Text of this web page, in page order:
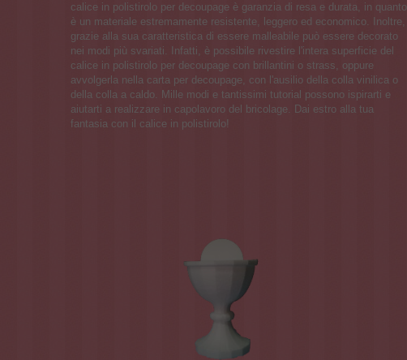
calice in polistirolo per decoupage è garanzia di resa e durata, in quanto
è un materiale estremamente resistente, leggero ed economico. Inoltre,
grazie alla sua caratteristica di essere malleabile può essere decorato
nei modi più svariati. Infatti, è possibile rivestire l'intera superficie del
calice in polistirolo per decoupage con brillantini o strass, oppure
avvolgerla nella carta per decoupage, con l'ausilio della colla vinilica o
della colla a caldo. Mille modi e tantissimi tutorial possono ispirarti e
aiutarti a realizzare in capolavoro del bricolage. Dai estro alla tua
fantasia con il calice in polistirolo!